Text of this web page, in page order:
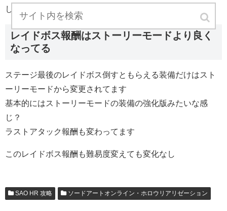
します
レイドボス報酬はストーリーモードより良く
なってる
ステージ最後のレイドボス倒すともらえる装備だけはスト
ーリーモードから変更されてます
基本的にはストーリーモードの装備の強化版みたいな感
じ？
ラストアタック報酬も変わってます
このレイドボス報酬も難易度変えても変化なし
SAO HR 攻略 ソードアートオンライン・ホロウリアリゼーション